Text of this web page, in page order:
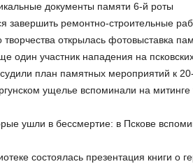
документы памяти 6-й роты
завершить ремонтно-строительные
открылась фотовыставка
один участник нападения на
план памятных мероприятий к
ущелье вспоминали на
ушли в бессмертие: в Пскове
состоялась презентация книги о